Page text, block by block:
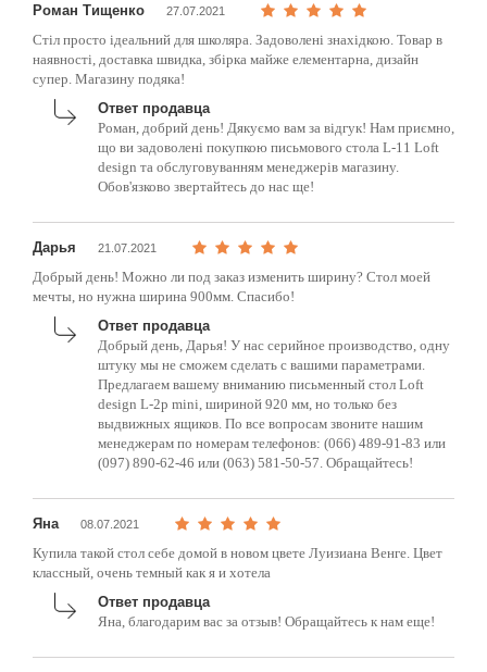
Роман Тищенко 27.07.2021
Стіл просто ідеальний для школяра. Задоволені знахідкою. Товар в
наявності, доставка швидка, збірка майже елементарна, дизайн
супер. Магазину подяка!
Ответ продавца
Роман, добрий день! Дякуємо вам за відгук! Нам приємно,
що ви задоволені покупкою письмового стола L-11 Loft
design та обслуговуванням менеджерів магазину.
Обов'язково звертайтесь до нас ще!
Дарья 21.07.2021
Добрый день! Можно ли под заказ изменить ширину? Стол моей
мечты, но нужна ширина 900мм. Спасибо!
Ответ продавца
Добрый день, Дарья! У нас серийное производство, одну
штуку мы не сможем сделать с вашими параметрами.
Предлагаем вашему вниманию письменный стол Loft
design L-2p mini, шириной 920 мм, но только без
выдвижных ящиков. По все вопросам звоните нашим
менеджерам по номерам телефонов: (066) 489-91-83 или
(097) 890-62-46 или (063) 581-50-57. Обращайтесь!
Яна 08.07.2021
Купила такой стол себе домой в новом цвете Луизиана Венге. Цвет
классный, очень темный как я и хотела
Ответ продавца
Яна, благодарим вас за отзыв! Обращайтесь к нам еще!